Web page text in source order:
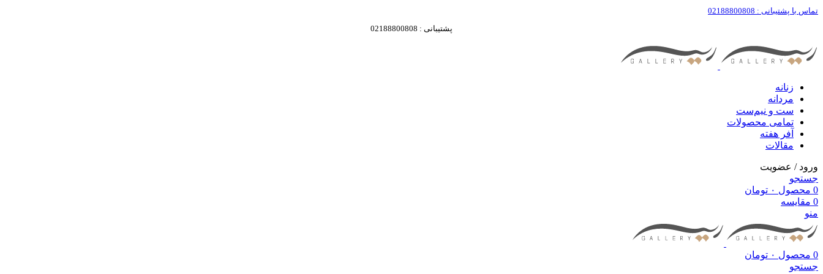
تماس با پشتیبانی : 02188800808
پشتیبانی : 02188800808
زنانه
مردانه
ست‌ و نیم‌ست
تمامی محصولات
آفر هفته
مقالات
ورود / عضویت
جستجو
0 محصول ۰ تومان
0 مقایسه
منو
0 محصول ۰ تومان
جستجو